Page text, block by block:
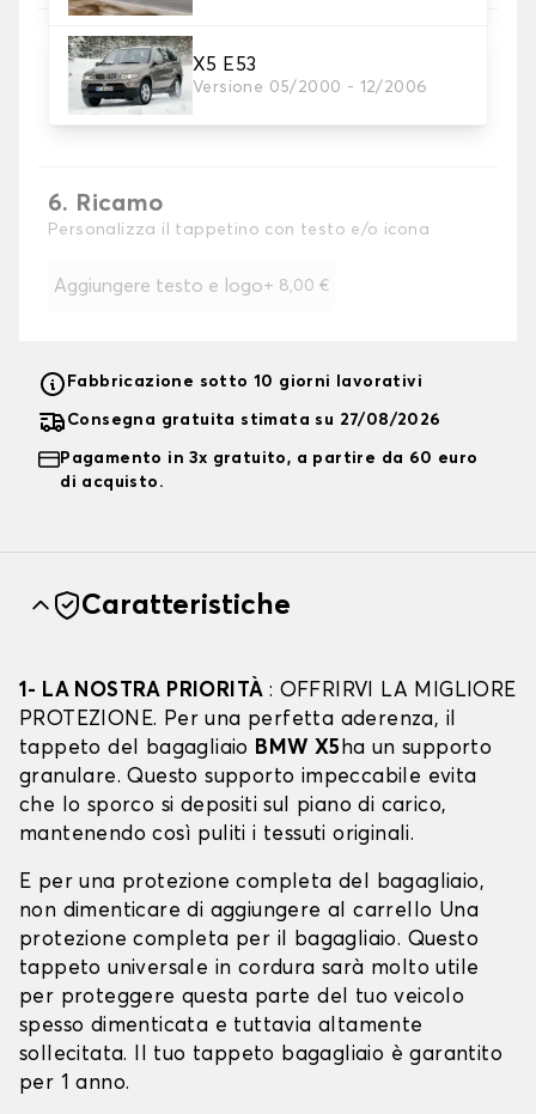
X5 E53
Versione 05/2000 - 12/2006
5. Colore dela cinghia
Scegliere il colore del cinturino.
6. Ricamo
Personalizza il tappetino con testo e/o icona
Aggiungere testo e logo+ 8,00 €
Fabbricazione sotto 10 giorni lavorativi
Consegna gratuita stimata su 27/08/2026
Pagamento in 3x gratuito, a partire da 60 euro
di acquisto.
Caratteristiche
1- LA NOSTRA PRIORITÀ : OFFRIRVI LA MIGLIORE
PROTEZIONE. Per una perfetta aderenza, il
tappeto del bagagliaio BMW X5ha un supporto
granulare. Questo supporto impeccabile evita
che lo sporco si depositi sul piano di carico,
mantenendo così puliti i tessuti originali.
E per una protezione completa del bagagliaio,
non dimenticare di aggiungere al carrello Una
protezione completa per il bagagliaio. Questo
tappeto universale in cordura sarà molto utile
per proteggere questa parte del tuo veicolo
spesso dimenticata e tuttavia altamente
sollecitata. Il tuo tappeto bagagliaio è garantito
per 1 anno.